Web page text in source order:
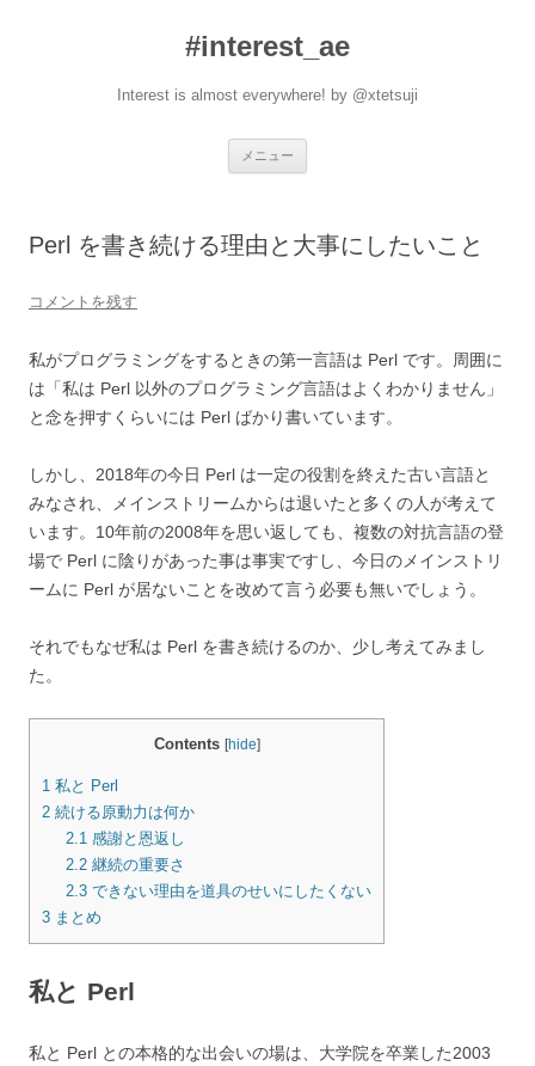
#interest_ae
Interest is almost everywhere! by @xtetsuji
メニュー
ス
Perl を書き続ける理由と大事にしたいこと
コメントを残す
私がプログラミングをするときの第一言語は Perl です。周囲に
は「私は Perl 以外のプログラミング言語はよくわかりません」
と念を押すくらいには Perl ばかり書いています。
しかし、2018年の今日 Perl は一定の役割を終えた古い言語と
みなされ、メインストリームからは退いたと多くの人が考えて
います。10年前の2008年を思い返しても、複数の対抗言語の登
場で Perl に陰りがあった事は事実ですし、今日のメインストリ
ームに Perl が居ないことを改めて言う必要も無いでしょう。
それでもなぜ私は Perl を書き続けるのか、少し考えてみまし
た。
Contents [hide]
1 私と Perl
2 続ける原動力は何か
2.1感謝と恩返し
2.2継続の重要さ
2.3できない理由を道具のせいにしたくない
3 まとめ
私と Perl
私と Perl との本格的な出会いの場は、大学院を卒業した2003